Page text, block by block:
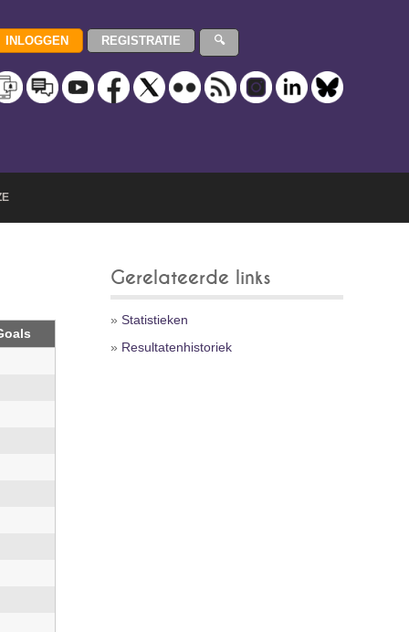
Gerelateerde links
» Statistieken
» Resultatenhistoriek